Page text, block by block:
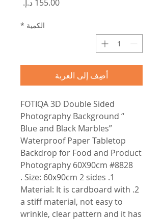
الكمية *
أضِف إلى العربة
FOTIQA 3D Double Sided
Photography Background “
Blue and Black Marbles”
Waterproof Paper Tabletop
Backdrop for Food and Product
Photography 60X90cm #8828
1. Size: 60x90cm 2 sides .
2. Material: It is cardboard with
a stiff material, not easy to
wrinkle, clear pattern and it has